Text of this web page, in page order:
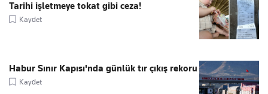
Tarihi işletmeye tokat gibi ceza!
Kaydet
Habur Sınır Kapısı'nda günlük tır çıkış rekoru
Kaydet